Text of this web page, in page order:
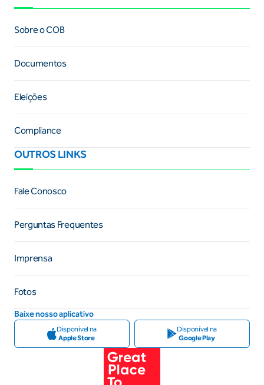
Sobre o COB
Documentos
Eleições
Compliance
OUTROS LINKS
Fale Conosco
Perguntas Frequentes
Imprensa
Fotos
Baixe nosso aplicativo
Disponível na
Apple Store
Disponível na
Google Play